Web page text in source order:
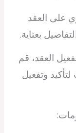
على العقد
بعناية.
العقد، قم
لتأكيد وتفعيل